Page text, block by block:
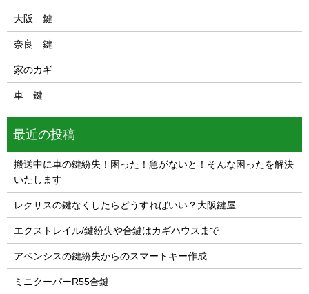
大阪 鍵
奈良 鍵
家のカギ
車 鍵
最近の投稿
搬送中に車の鍵紛失！困った！急がないと！そんな困ったを解決
いたします
レクサスの鍵なくしたらどうすればいい？大阪鍵屋
エクストレイル/鍵紛失や合鍵はカギハウスまで
アベンシスの鍵紛失からのスマートキー作成
ミニクーパーR55合鍵